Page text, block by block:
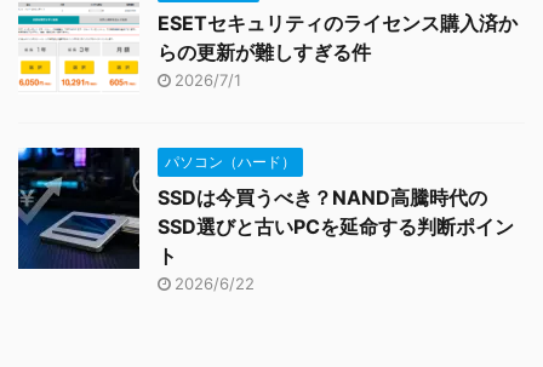
ESETセキュリティのライセンス購入済か
らの更新が難しすぎる件
2026/7/1
パソコン（ハード）
SSDは今買うべき？NAND高騰時代の
SSD選びと古いPCを延命する判断ポイン
ト
2026/6/22